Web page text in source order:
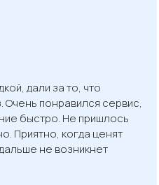
дали за то, что
понравился сервис,
быстро. Не пришлось
Приятно, когда ценят
не возникнет